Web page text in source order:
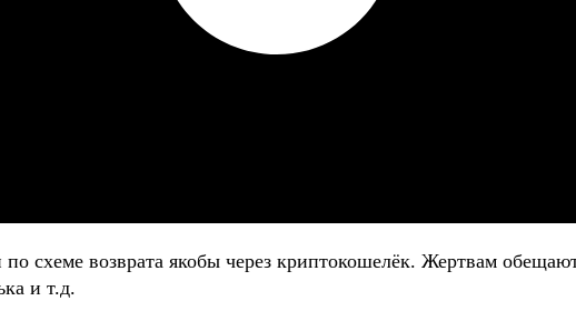
схеме возврата якобы через криптокошелёк. Жертвам
и т.д.